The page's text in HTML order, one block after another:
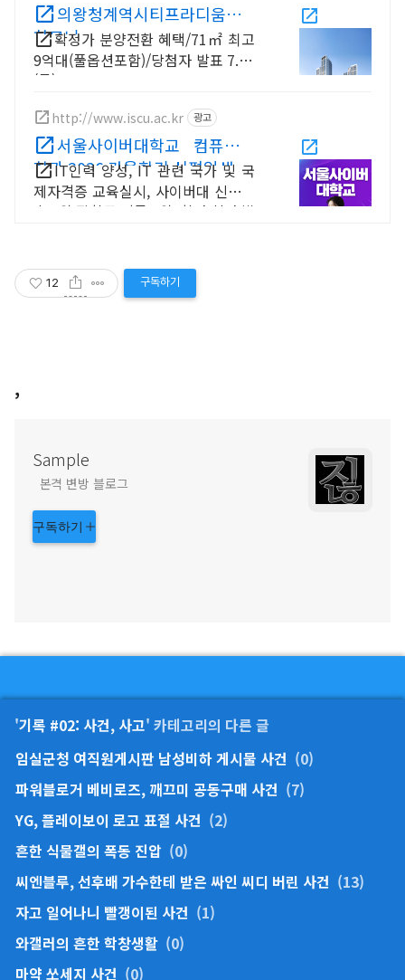
의왕청계역시티프라디움디
하모니
확정가 분양전환 혜택/71㎡ 최고
9억대(풀옵션포함)/당첨자 발표 7.23
(목)
http://www.iscu.ac.kr 광고
서울사이버대학교 컴퓨터공
학과 2026 가을학기 신편입생
IT인력 양성, IT 관련 국가 및 국
제자격증 교육실시, 사이버대 신입생
수 1위 장학금 지급 1위, 학사 석사 박
12 구독하기
,
Sample
본격 변방 블로그
구독하기
'기록 #02: 사건, 사고' 카테고리의 다른 글
임실군청 여직원게시판 남성비하 게시물 사건 (0)
파워블로거 베비로즈, 깨끄미 공동구매 사건 (7)
YG, 플레이보이 로고 표절 사건 (2)
흔한 식물갤의 폭동 진압 (0)
씨엔블루, 선후배 가수한테 받은 싸인 씨디 버린 사건 (13)
자고 일어나니 빨갱이된 사건 (1)
와갤러의 흔한 학창생활 (0)
마약 쏘세지 사건 (0)